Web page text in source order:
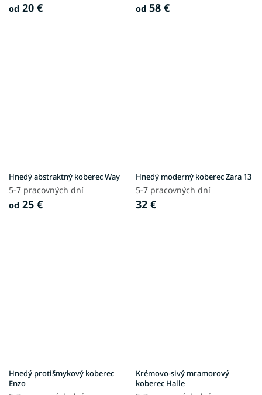
od 20 €
od 58 €
Hnedý abstraktný koberec Way
5-7 pracovných dní
od 25 €
Hnedý moderný koberec Zara 13
5-7 pracovných dní
32 €
Hnedý protišmykový koberec
Enzo
Krémovo-sivý mramorový
koberec Halle